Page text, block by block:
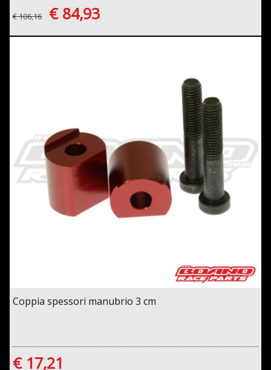
€ 106,16 € 84,93
Coppia spessori manubrio 3 cm
€ 17,21